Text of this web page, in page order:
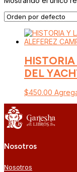
DEL
$450.00
Nosotros
Nosotros